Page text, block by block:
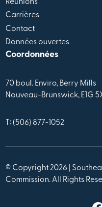
Réunions
Carrières
Contact
Données ouvertes
Coordonnées
70 boul. Enviro, Berry Mills
Nouveau-Brunswick, E1G
T: (506) 877-1052
© Copyright 2026 |
Commission. All Rights